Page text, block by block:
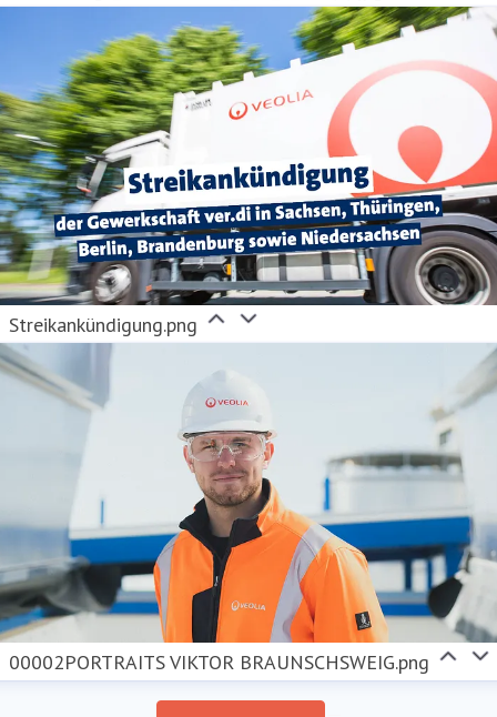
Streikankündigung.png
00002PORTRAITS VIKTOR BRAUNSCHSWEIG.png